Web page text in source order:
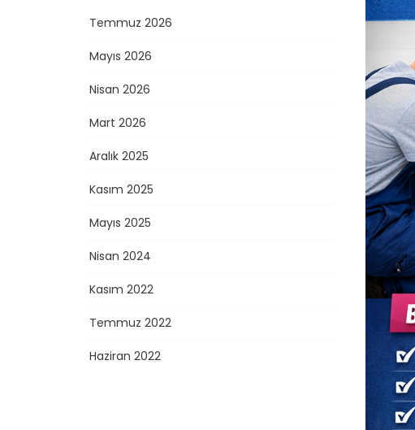
Temmuz 2026
Mayıs 2026
Nisan 2026
Mart 2026
Aralık 2025
Kasım 2025
Mayıs 2025
Nisan 2024
Kasım 2022
Temmuz 2022
Haziran 2022